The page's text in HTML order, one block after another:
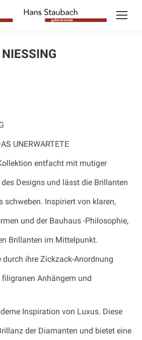
NIESSING
UNERWARTETE
entfacht mit mutiger
Designs und lässt die Brillanten
schweben. Inspiriert von klaren,
und der Bauhaus -Philosophie,
Brillanten im Mittelpunkt.
durch ihre Zickzack-Anordnung
Anhängern und
Inspiration von Luxus. Diese
der Diamanten und bietet eine